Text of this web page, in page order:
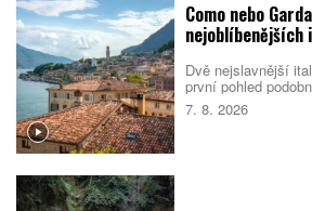
Como nebo
Dvě nejslavnější
první pohled
na jiné cestovatele.
vilách a klidnější
7. 8. 2026